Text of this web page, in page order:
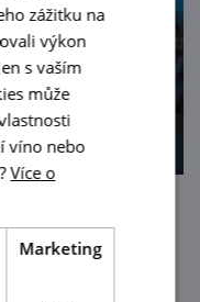
zážitku na
výkon
s vaším
může
víno nebo
Více o
Marketing